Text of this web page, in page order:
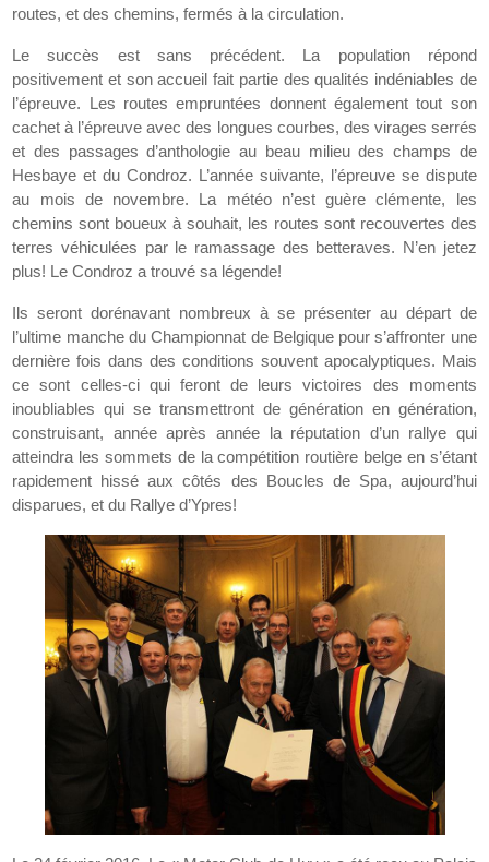
routes, et des chemins, fermés à la circulation.
Le succès est sans précédent. La population répond
positivement et son accueil fait partie des qualités indéniables de
l’épreuve. Les routes empruntées donnent également tout son
cachet à l’épreuve avec des longues courbes, des virages serrés
et des passages d’anthologie au beau milieu des champs de
Hesbaye et du Condroz. L’année suivante, l’épreuve se dispute
au mois de novembre. La météo n’est guère clémente, les
chemins sont boueux à souhait, les routes sont recouvertes des
terres véhiculées par le ramassage des betteraves. N’en jetez
plus! Le Condroz a trouvé sa légende!
Ils seront dorénavant nombreux à se présenter au départ de
l’ultime manche du Championnat de Belgique pour s’affronter une
dernière fois dans des conditions souvent apocalyptiques. Mais
ce sont celles-ci qui feront de leurs victoires des moments
inoubliables qui se transmettront de génération en génération,
construisant, année après année la réputation d’un rallye qui
atteindra les sommets de la compétition routière belge en s’étant
rapidement hissé aux côtés des Boucles de Spa, aujourd’hui
disparues, et du Rallye d’Ypres!